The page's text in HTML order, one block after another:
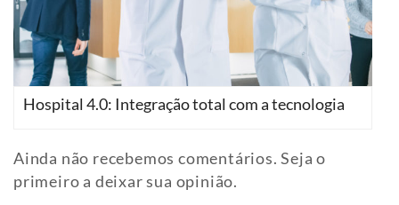
Hospital 4.0: Integração total com a tecnologia
Ainda não recebemos comentários. Seja o
primeiro a deixar sua opinião.